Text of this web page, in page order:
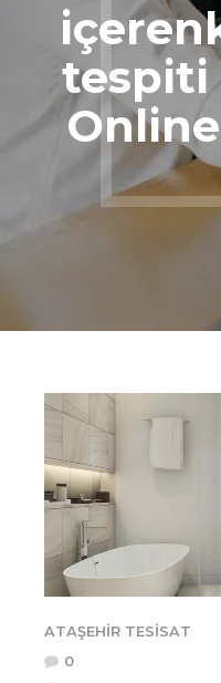
tespiti
ATAŞEHIR TESISAT
0